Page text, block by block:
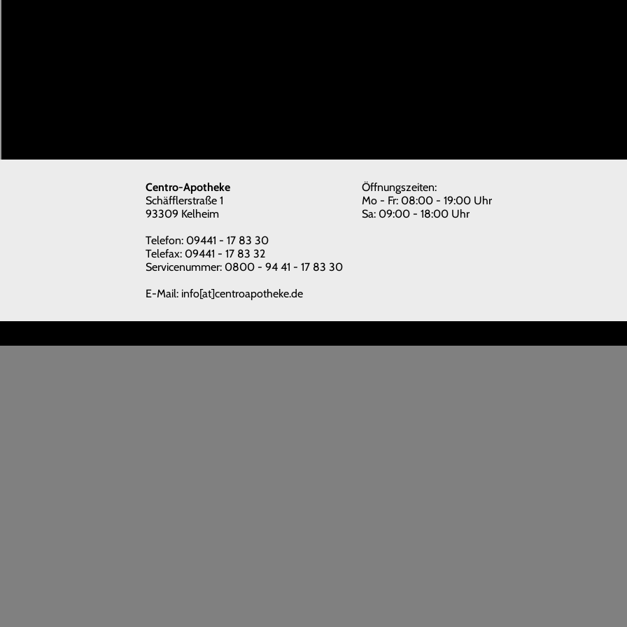
Centro-Apotheke
Schäfflerstraße 1
93309 Kelheim
Telefon: 09441 - 17 83 30
Telefax: 09441 - 17 83 32
Servicenummer: 0800 - 94 41 - 17 83 30
E-Mail: info[at]centroapotheke.de
Öffnungszeiten:
Mo - Fr: 08:00 - 19:00 Uhr
Sa: 09:00 - 18:00 Uhr